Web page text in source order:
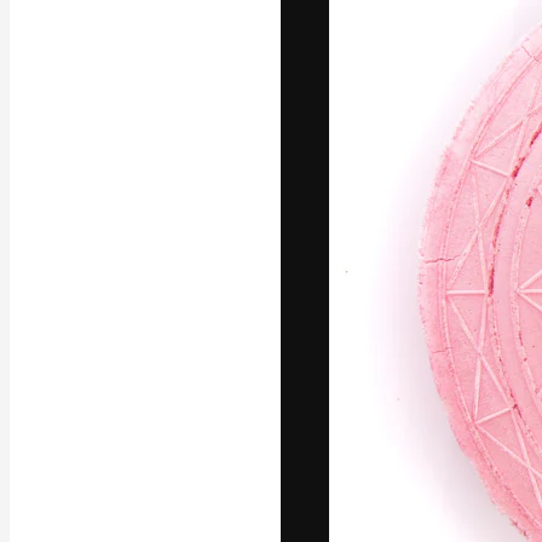
La
migliori lavori.
creativi,
Italiano
Copyright ©